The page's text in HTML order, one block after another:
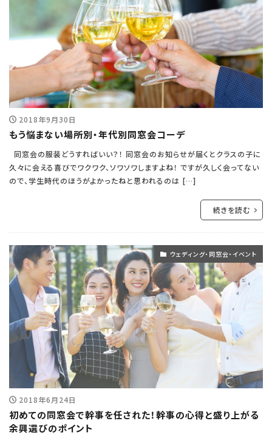
2018年9月30日
もう悩まない場所別・年代別同窓会コーデ
同窓会の服装どうすればいい？！ 同窓会のお知らせが届くとクラスの子に
久々に会える喜びでワクワク、ソワソワしますよね！ ですが久しく会ってない
ので、学生時代のほうがよかったねと思われるのは […]
続きを読む
ウェディング・同窓会・イベント
2018年6月24日
初めての同窓会で幹事を任された！幹事の心得と盛り上がる
余興選びのポイント